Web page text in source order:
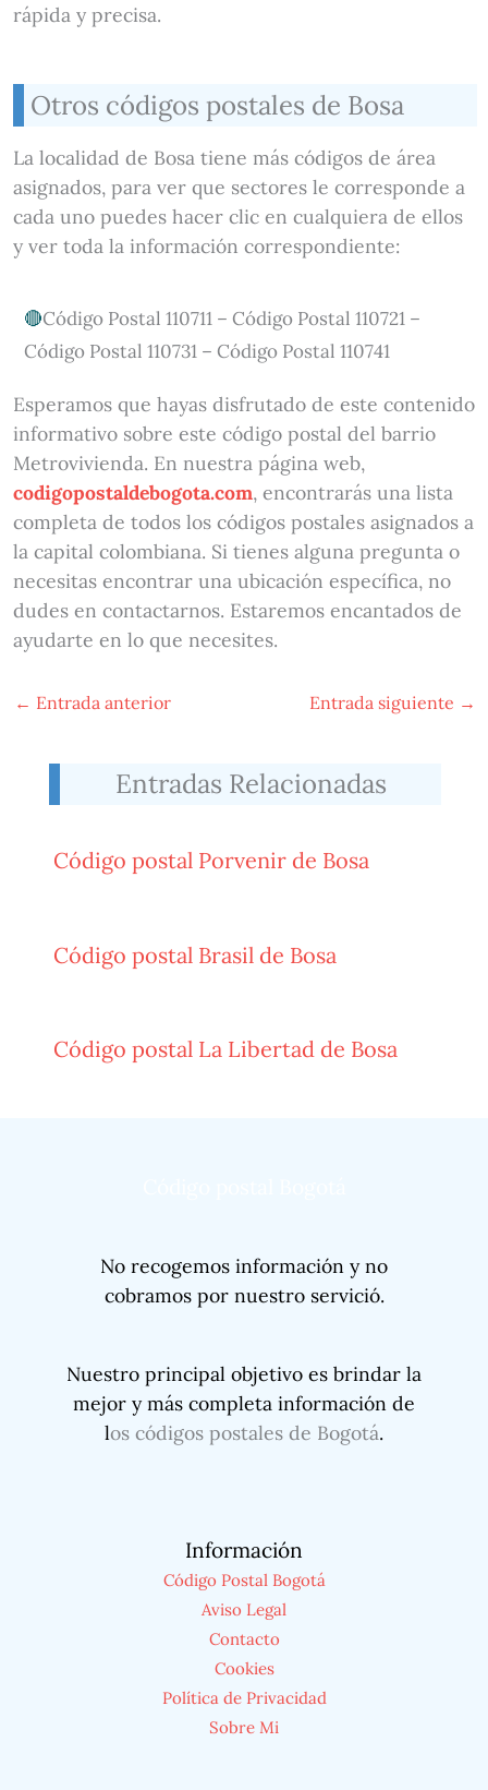
rápida y precisa.
Otros códigos postales de Bosa
La localidad de Bosa tiene más códigos de área
asignados, para ver que sectores le corresponde a
cada uno puedes hacer clic en cualquiera de ellos
y ver toda la información correspondiente:
Código Postal 110711 – Código Postal 110721 –
Código Postal 110731 – Código Postal 110741
Esperamos que hayas disfrutado de este contenido
informativo sobre este código postal del barrio
Metrovivienda. En nuestra página web,
codigopostaldebogota.com, encontrarás una lista
completa de todos los códigos postales asignados a
la capital colombiana. Si tienes alguna pregunta o
necesitas encontrar una ubicación específica, no
dudes en contactarnos. Estaremos encantados de
ayudarte en lo que necesites.
← Entrada anterior Entrada siguiente →
Entradas Relacionadas
Código postal Porvenir de Bosa
Código postal Brasil de Bosa
Código postal La Libertad de Bosa
No recogemos información y no
cobramos por nuestro servició.
Nuestro principal objetivo es brindar la
mejor y más completa información de
los códigos postales de Bogotá.
Información
Código Postal Bogotá
Aviso Legal
Contacto
Cookies
Política de Privacidad
Sobre Mi